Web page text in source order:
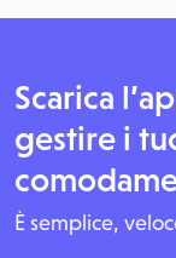
Scarica
gestire i
È semplice,